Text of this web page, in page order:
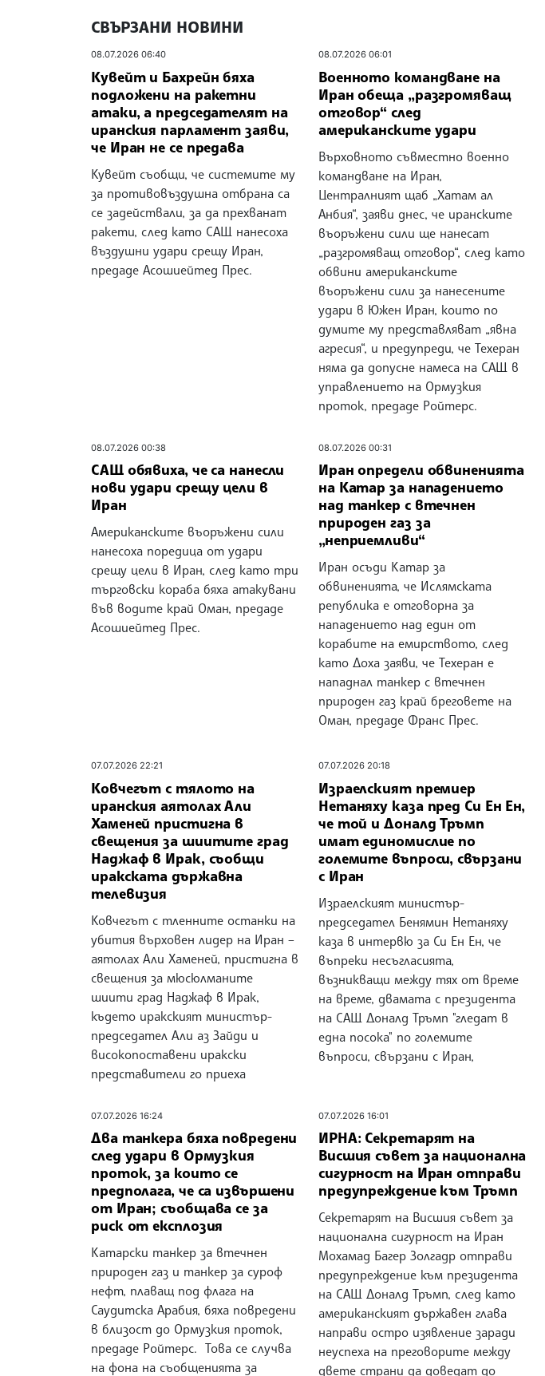
СВЪРЗАНИ НОВИНИ
08.07.2026 06:40
Кувейт и Бахрейн бяха
подложени на ракетни
атаки, а председателят на
иранския парламент заяви,
че Иран не се предава
Кувейт съобщи, че системите му
за противовъздушна отбрана са
се задействали, за да прехванат
ракети, след като САЩ нанесоха
въздушни удари срещу Иран,
предаде Асошиейтед Прес.
08.07.2026 06:01
Военното командване на
Иран обеща „разгромяващ
отговор“ след
американските удари
Върховното съвместно военно
командване на Иран,
Централният щаб „Хатам ал
Анбия“, заяви днес, че иранските
въоръжени сили ще нанесат
„разгромяващ отговор“, след като
обвини американските
въоръжени сили за нанесените
удари в Южен Иран, които по
думите му представляват „явна
агресия“, и предупреди, че Техеран
няма да допусне намеса на САЩ в
управлението на Ормузкия
проток, предаде Ройтерс.
08.07.2026 00:38
САЩ обявиха, че са нанесли
нови удари срещу цели в
Иран
Американските въоръжени сили
нанесоха поредица от удари
срещу цели в Иран, след като три
търговски кораба бяха атакувани
във водите край Оман, предаде
Асошиейтед Прес.
08.07.2026 00:31
Иран определи обвиненията
на Катар за нападението
над танкер с втечнен
природен газ за
„неприемливи“
Иран осъди Катар за
обвиненията, че Ислямската
република е отговорна за
нападението над един от
корабите на емирството, след
като Доха заяви, че Техеран е
нападнал танкер с втечнен
природен газ край бреговете на
Оман, предаде Франс Прес.
07.07.2026 22:21
Ковчегът с тялото на
иранския аятолах Али
Хаменей пристигна в
свещения за шиитите град
Наджаф в Ирак, съобщи
иракската държавна
телевизия
Ковчегът с тленните останки на
убития върховен лидер на Иран –
аятолах Али Хаменей, пристигна в
свещения за мюсюлманите
шиити град Наджаф в Ирак,
където иракският министър-
председател Али аз Зайди и
високопоставени иракски
представители го приеха
07.07.2026 20:18
Израелският премиер
Нетаняху каза пред Си Ен Ен,
че той и Доналд Тръмп
имат единомислие по
големите въпроси, свързани
с Иран
Израелският министър-
председател Бенямин Нетаняху
каза в интервю за Си Ен Ен, че
въпреки несъгласията,
възникващи между тях от време
на време, двамата с президента
на САЩ Доналд Тръмп "гледат в
една посока" по големите
въпроси, свързани с Иран,
07.07.2026 16:24
Два танкера бяха повредени
след удари в Ормузкия
проток, за които се
предполага, че са извършени
от Иран; съобщава се за
риск от експлозия
Катарски танкер за втечнен
природен газ и танкер за суроф
нефт, плаващ под флага на
Саудитска Арабия, бяха повредени
в близост до Ормузкия проток,
предаде Ройтерс. Това се случва
на фона на съобщенията за
07.07.2026 16:01
ИРНА: Секретарят на
Висшия съвет за национална
сигурност на Иран отправи
предупреждение към Тръмп
Секретарят на Висшия съвет за
национална сигурност на Иран
Мохамад Багер Золгадр отправи
предупреждение към президента
на САЩ Доналд Тръмп, след като
американският държавен глава
направи остро изявление заради
неуспеха на преговорите между
двете страни да доведат до